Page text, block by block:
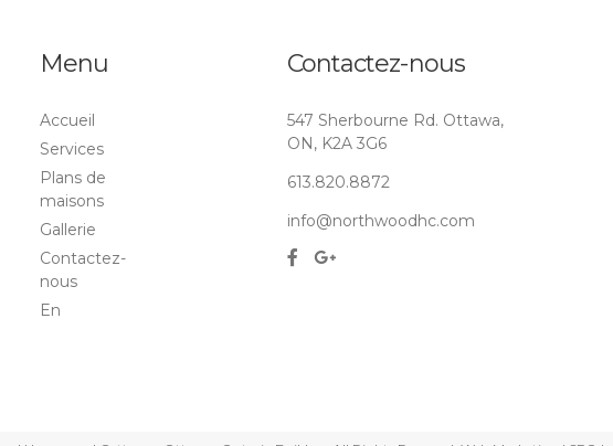
Menu
Accueil
Services
Plans de
maisons
Gallerie
Contactez-
nous
En
Contactez-nous
547 Sherbourne Rd. Ottawa,
ON, K2A 3G6
613.820.8872
info@northwoodhc.com